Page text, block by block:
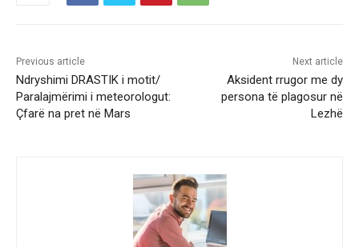
Previous article
Ndryshimi DRASTIK i motit/
Paralajmërimi i meteorologut:
Çfarë na pret në Mars
Next article
Aksident rrugor me dy
persona të plagosur në
Lezhë